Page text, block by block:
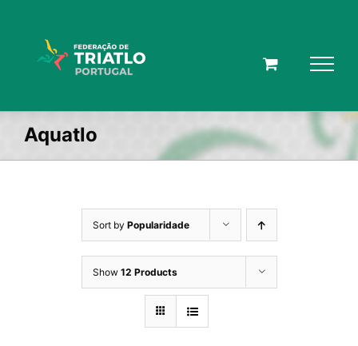
Aquatlo
Sort by Popularidade
Show 12 Products